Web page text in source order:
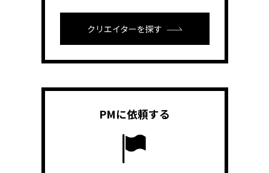
クリエイターを探す
PMに依頼する